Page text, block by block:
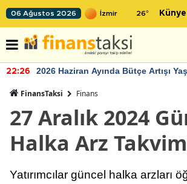
06 Ağustos 2026 26° Künye
22:26 2026 Haziran Ayında Bütçe Artışı
FinansTaksi Finans
27 Aralık 2024
Halka Arz
Yatırımcılar güncel halka arzları